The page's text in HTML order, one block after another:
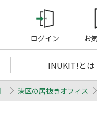
ログイン お
INUKIT!とは
港区の居抜きオフィス